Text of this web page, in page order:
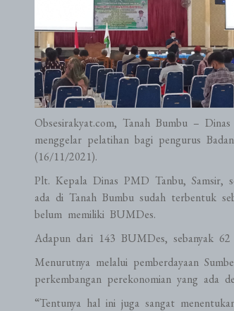
Obsesirakyat.com, Tanah Bumbu –
menggelar pelatihan bagi pengurus
(16/11/2021).
Plt. Kepala Dinas PMD Tanbu, Samsir,
ada di Tanah Bumbu sudah terbentuk
belum memiliki BUMDes.
Adapun dari 143 BUMDes, sebanyak
Menurutnya melalui pemberdayaan
perkembangan perekonomian yang ada
“Tentunya hal ini juga sangat